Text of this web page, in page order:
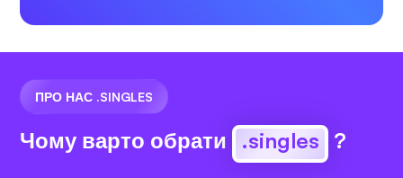
ПРО НАС .SINGLES
Чому варто обрати .singles ?